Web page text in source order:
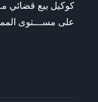
كوكيل بيع قضائي
على مســـتوى